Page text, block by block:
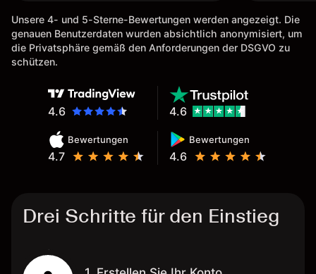
Unsere 4- und 5-Sterne-Bewertungen werden angezeigt. Die
genauen Benutzerdaten wurden absichtlich anonymisiert, um
die Privatsphäre gemäß den Anforderungen der DSGVO zu
schützen.
4.6
Bewertungen
4.7
Bewertungen
4.6
4.6
Drei Schritte für den Einstieg